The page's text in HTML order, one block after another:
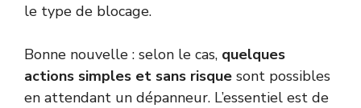
le type de blocage.
Bonne nouvelle : selon le cas, quelques
actions simples et sans risque sont possibles
en attendant un dépanneur. L’essentiel est de